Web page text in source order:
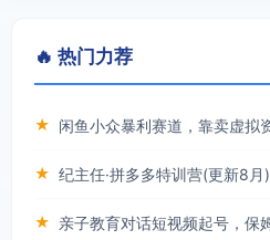
🔥 热门力荐
★
★ 纪主任·拼多多特训营(更新8月)
★